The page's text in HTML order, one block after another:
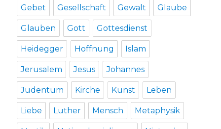
Gebet Gesellschaft Gewalt Glaube
Glauben Gott Gottesdienst
Heidegger Hoffnung Islam
Jerusalem Jesus Johannes
Judentum Kirche Kunst Leben
Liebe Luther Mensch Metaphysik